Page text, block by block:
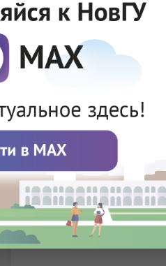
15:30
Открытая лекция
«Поколение ВЭБ. Как
работает проект «Судьба»
Ты узнаешь о проекте «Судьба» —
программе, которая позволяет
студентам попасть в реальную
рабочую среду госкорпорации.